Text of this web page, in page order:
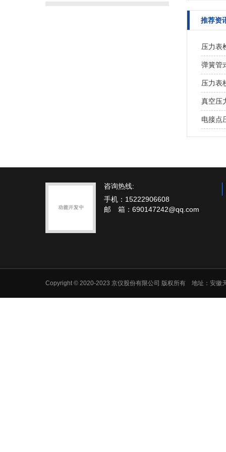
推荐资
压力表
弹簧管
压力表
真空压
电接点
咨询热线:
手机：15222906608
邮 箱：690147242@qq.com
Copyright © 2020-2023 京仪股份有限公司 版权所有 地址：安